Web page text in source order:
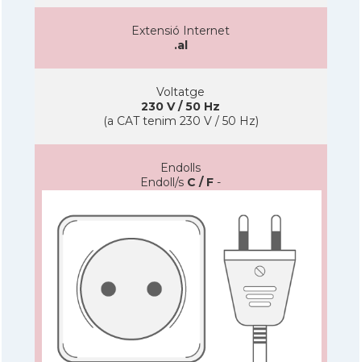
Extensió Internet
.al
Voltatge
230 V / 50 Hz
(a CAT tenim 230 V / 50 Hz)
Endolls
Endoll/s C / F -